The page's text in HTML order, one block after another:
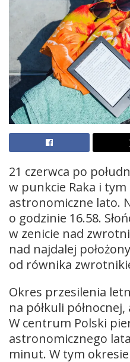
21 czerwca po
w punkcie Raka i
astronomiczne lato.
o godzinie 16.58.
w zenicie nad
nad najdalej
od równika
Okres przesilenia
na półkuli
W centrum Polski
astronomicznego
minut. W tym